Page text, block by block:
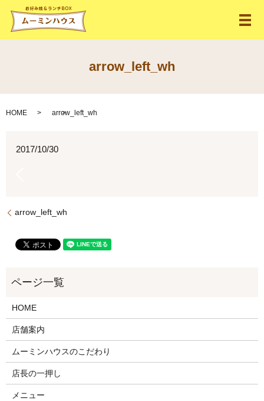
メ
arrow_left_wh
HOME arrow_left_wh
2017/10/30
arrow_left_wh
HOME
店舗案内
ムーミンハウスのこだわり
店長の一押し
メニュー